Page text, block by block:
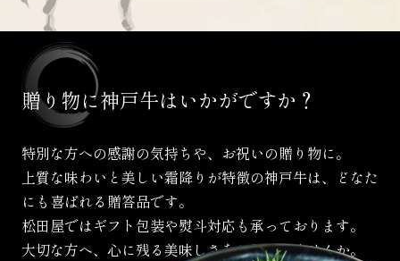
贈り物に神戸牛はいかがですか？
特別な方への感謝の気持ちや、お祝いの贈り物に。
上質な味わいと美しい霜降りが特徴の神戸牛は、
どなた
にも喜ばれる贈答品です。
松田屋ではギフト包装や熨斗対応も承っております。
大切な方へ、心に残る美味しさをお届けしませんか。